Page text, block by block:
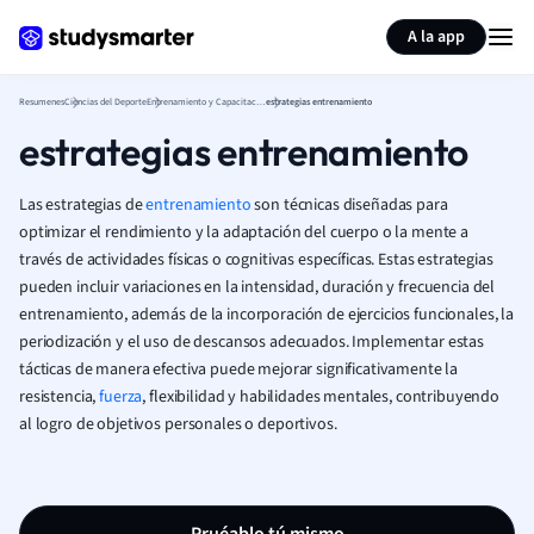
A la app
ResumenesCiencias del Deporte Entrenamiento y Capacitaciónestrategias entrenamiento
estrategias entrenamiento
Las estrategias deentrenamientoson técnicas diseñadas para
optimizar el rendimiento y la adaptación del cuerpo o la mente a
través de actividades físicas o cognitivas específicas. Estas estrategias
pueden incluir variaciones en la intensidad, duración y frecuencia del
entrenamiento, además de la incorporación de ejercicios funcionales, la
periodización y el uso de descansos adecuados. Implementar estas
tácticas de manera efectiva puede mejorar significativamente la
resistencia,fuerza, flexibilidad y habilidades mentales, contribuyendo
al logro de objetivos personales o deportivos.
Resumir página